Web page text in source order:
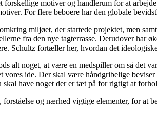
motiver og handlerum for at
For flere beboere har den globale
miljøet, der startede projektet, men
fra den nye tagterrasse. Derudover
Schultz fortæller her, hvordan det
alt noget, at være en medspiller om så det
vores ide. Der skal være håndgribelige
skal have noget der er tæt på for rigtigt at
forståelse og nærhed vigtige elementer, for